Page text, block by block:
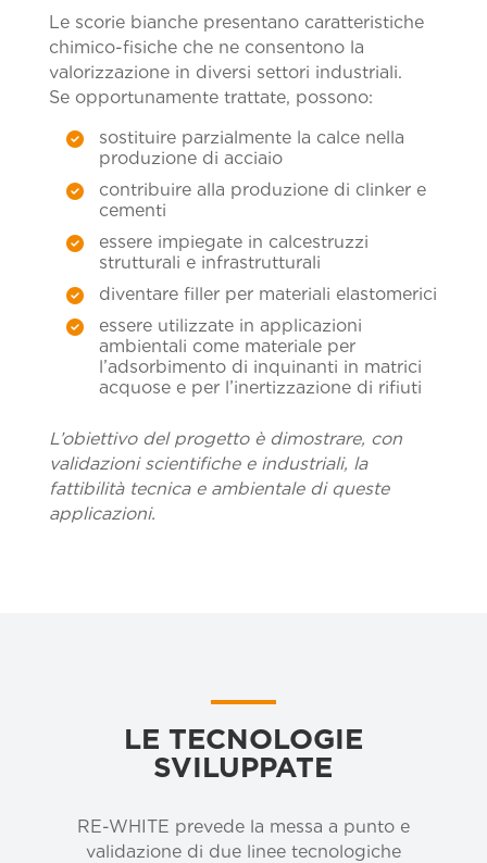
Le scorie bianche presentano caratteristiche
chimico-fisiche che ne consentono la
valorizzazione in diversi settori industriali.
Se opportunamente trattate, possono:
sostituire parzialmente la calce nella
produzione di acciaio
contribuire alla produzione di clinker e
cementi
essere impiegate in calcestruzzi
strutturali e infrastrutturali
diventare filler per materiali elastomerici
essere utilizzate in applicazioni
ambientali come materiale per
l’adsorbimento di inquinanti in matrici
acquose e per l’inertizzazione di rifiuti
L’obiettivo del progetto è dimostrare, con
validazioni scientifiche e industriali, la
fattibilità tecnica e ambientale di queste
applicazioni.
LE TECNOLOGIE
SVILUPPATE
RE-WHITE prevede la messa a punto e
validazione di due linee tecnologiche